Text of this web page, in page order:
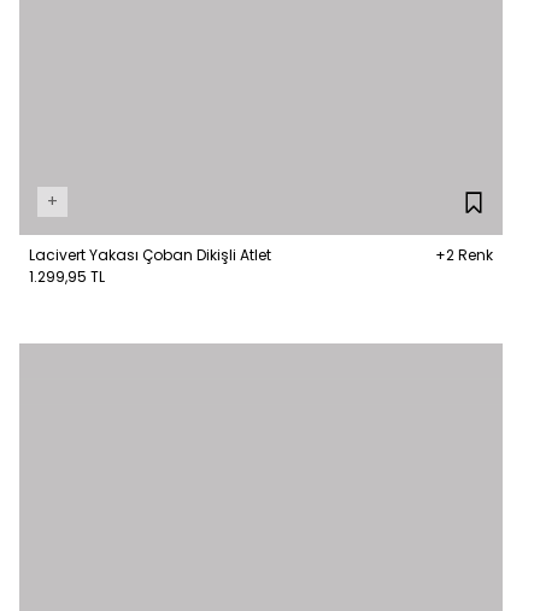
+
Lacivert Yakası Çoban Dikişli Atlet
+2 Renk
1.299,95 TL